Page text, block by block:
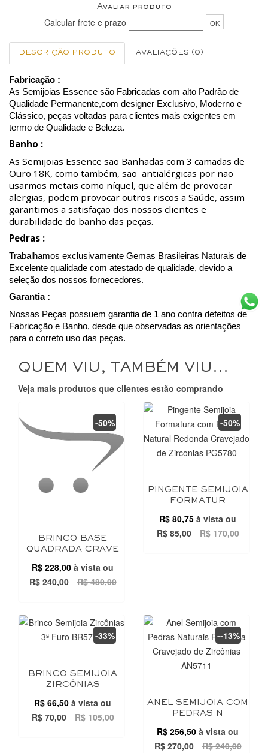
Avaliar produto
Calcular frete e prazo OK
DESCRIÇÃO PRODUTO AVALIAÇÕES (0)
Fabricação :
As Semijoias Essence são Fabricadas com alto Padrão de
Qualidade Permanente,com designer Exclusivo, Moderno e
Clássico, peças voltadas para clientes mais exigentes em
termo de Qualidade e Beleza.
Banho :
As Semijoias Essence são Banhadas com 3 camadas de
Ouro 18K, como também, são antialérgicas por não
usarmos metais como níquel, que além de provocar
alergias, podem provocar outros riscos a Saúde, assim
garantimos a satisfação dos nossos clientes e
durabilidade do banho das peças.
Pedras :
Trabalhamos exclusivamente Gemas Brasileiras Naturais de
Excelente qualidade com atestado de qualidade, devido a
seleção dos nossos fornecedores.
Garantia :
Nossas Peças possuem garantia de 1 ano contra defeitos de
Fabricação e Banho, desde que observadas as orientações
para o correto uso das peças.
QUEM VIU, TAMBÉM VIU...
Veja mais produtos que clientes estão comprando
BRINCO BASE
QUADRADA CRAVE
R$ 228,00 à vista ou
R$ 240,00
R$ 480,00
-50%
PINGENTE SEMIJOIA
FORMATUR
R$ 80,75 à vista ou
R$ 85,00
R$ 170,00
-50%
BRINCO SEMIJOIA
ZIRCÔNIAS
R$ 66,50 à vista ou
R$ 70,00
R$ 105,00
-33%
ANEL SEMIJOIA COM
PEDRAS N
R$ 256,50 à vista ou
R$ 270,00
R$ 240,00
--13%